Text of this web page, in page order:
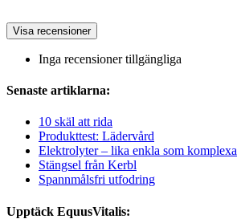
Visa recensioner
Inga recensioner tillgängliga
Senaste artiklarna:
10 skäl att rida
Produkttest: Lädervård
Elektrolyter – lika enkla som komplexa
Stängsel från Kerbl
Spannmålsfri utfodring
Upptäck EquusVitalis: